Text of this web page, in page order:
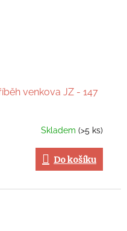
venkova JZ - 147
Skladem (>5 ks)
Do košíku